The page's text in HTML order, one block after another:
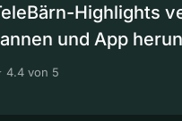
Highlights
und App
4.4 von 5